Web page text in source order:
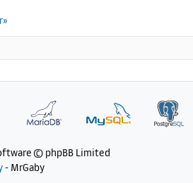
© phpBB Limited
- MrGaby